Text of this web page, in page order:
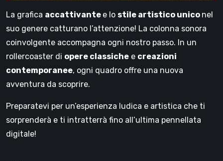
La grafica accattivante e lo stile artistico unico nel
suo genere catturano l’attenzione! La colonna sonora
coinvolgente accompagna ogni nostro passo. In un
rollercoaster di opere classiche e creazioni
contemporanee, ogni quadro offre una nuova
avventura da scoprire.
Preparatevi per un’esperienza ludica e artistica che ti
sorprenderà e ti intratterrà fino all’ultima pennellata
digitale!